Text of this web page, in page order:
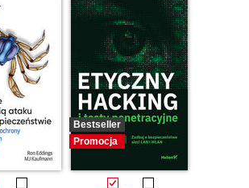
Bestseller
Promocja